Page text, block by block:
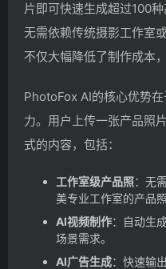
片即可快速生成超过100
无需依赖传统摄影工作室
不仅大幅降低了制作成本
PhotoFox AI的核心优势
力。用户上传一张产品照
式的内容，包括：
工作室级产品照：无
美专业工作室的产品照
AI视频制作：自动生
场景需求。
AI广告生成：快速输